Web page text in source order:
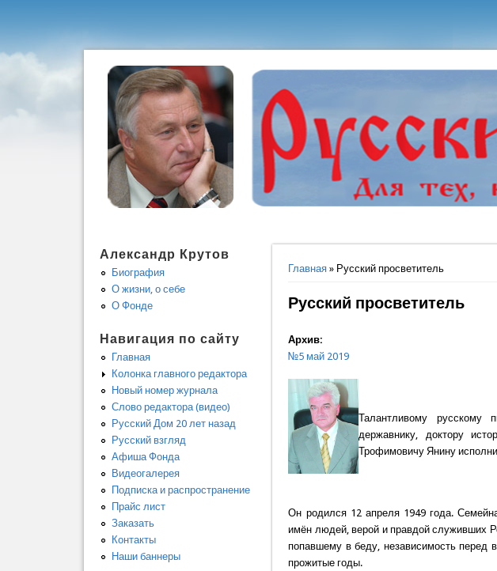
Вы здесь
Главная » Русский просветитель
Русский просветитель
Архив:
№5 май 2019
Талантливому русскому
державнику, доктору
Трофимовичу Янину
Он родился 12 апреля 1949 года.
имён людей, верой и правдой служивших
попавшему в беду, независимость
прожитые годы.
Александр Крутов
Биография
О жизни, о себе
О Фонде
Навигация по сайту
Главная
Колонка главного редактора
Новый номер журнала
Слово редактора (видео)
Русский Дом 20 лет назад
Русский взгляд
Афиша Фонда
Видеогалерея
Подписка и распространение
Прайс лист
Заказать
Контакты
Наши баннеры